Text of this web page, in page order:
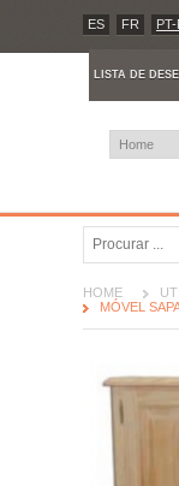
ES FR
LISTA DE
HOME
MÓVEL